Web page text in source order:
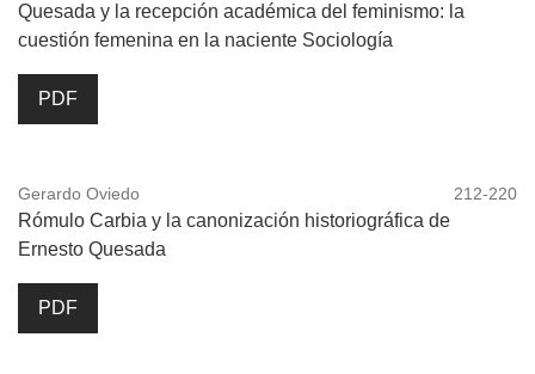
Quesada y la recepción académica del feminismo: la
cuestión femenina en la naciente Sociología
PDF
Gerardo Oviedo 212-220
Rómulo Carbia y la canonización historiográfica de
Ernesto Quesada
PDF